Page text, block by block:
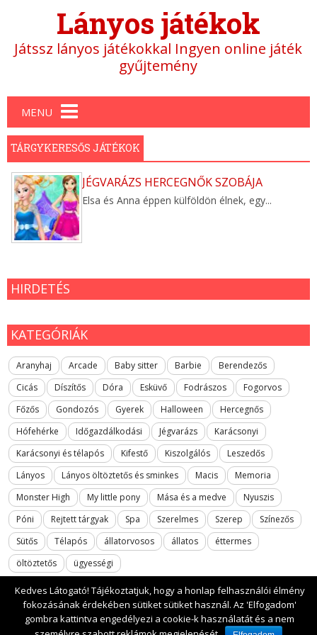
Lányos játékok
Játssz lányos játékokkal Ingyen online játék
gyűjtemény
Main menu
MENU
TÁRGYKERESŐS JÁTÉKOK
JÉGVARÁZS HERCEGNŐK SZOBÁJA
Elsa és Anna éppen külföldön élnek, egy...
HIRDETÉS
KATEGÓRIÁK
Aranyhaj Arcade Baby sitter Barbie
Berendezős
Cicás
Díszítős Dóra Esküvő Fodrászos
Fogorvos
Főzős
Gondozós Gyerek Halloween
Hercegnős
Hófehérke
Időgazdálkodási Jégvarázs
Karácsonyi
Karácsonyi és télapós
Kifestő Kiszolgálós
Leszedős
Lányos
Lányos öltöztetős és sminkes Macis
Memoria
Monster High
My little pony Mása és a medve
Nyuszis
Póni
Rejtett tárgyak Spa Szerelmes Szerep
Színezős
Sütős
Télapós állatorvosos állatos
éttermes
öltöztetős
ügyességi
2017 All rights reserved. lanyosjatekok.gyerekfilmek.hu
Kedves Látogató! Tájékoztatjuk, hogy a honlap felhasználói élmény
fokozásának érdekében sütiket sütiket használ. Az 'Elfogadom'
gombra kattintva engedélyezi a cookie-k használatát és a nem